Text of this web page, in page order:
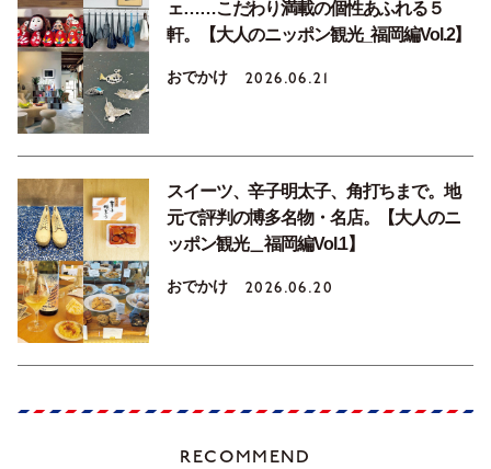
ェ……こだわり満載の個性あふれる５
軒。【大人のニッポン観光_福岡編Vol.2】
おでかけ 2026.06.21
スイーツ、辛子明太子、角打ちまで。地
元で評判の博多名物・名店。【大人のニ
ッポン観光＿福岡編Vol.1】
おでかけ 2026.06.20
RECOMMEND